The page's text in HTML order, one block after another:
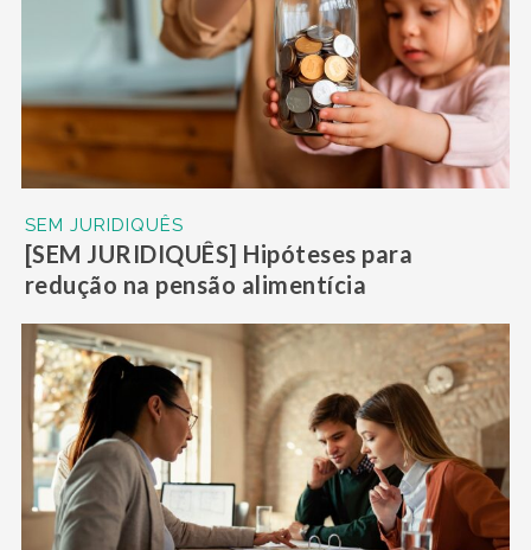
SEM JURIDIQUÊS
[SEM JURIDIQUÊS] Hipóteses para
redução na pensão alimentícia